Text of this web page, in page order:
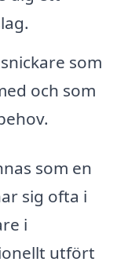
som
och som
som en
sig ofta i
i
utfört